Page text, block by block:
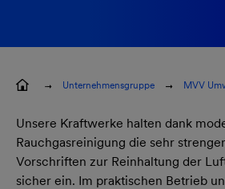
Unternehmensgruppe MVV
Unsere Kraftwerke halten dank
Rauchgasreinigung die sehr
Vorschriften zur Reinhaltung der
sicher ein. Im praktischen Betrieb